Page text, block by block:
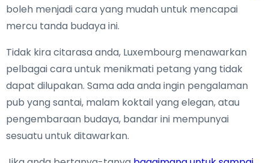
boleh menjadi cara yang mudah untuk mencapai
mercu tanda budaya ini.
Tidak kira citarasa anda, Luxembourg menawarkan
pelbagai cara untuk menikmati petang yang tidak
dapat dilupakan. Sama ada anda ingin pengalaman
pub yang santai, malam koktail yang elegan, atau
pengembaraan budaya, bandar ini mempunyai
sesuatu untuk ditawarkan.